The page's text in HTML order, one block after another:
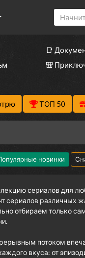
📑
🎒
ТОП 50
новинки
сериалов для
сериалов различных
отбираем только
потоком
вкуса: от